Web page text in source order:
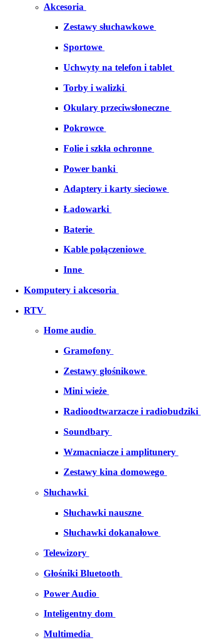
Akcesoria
Zestawy słuchawkowe
Sportowe
Uchwyty na telefon i tablet
Torby i walizki
Okulary przeciwsłoneczne
Pokrowce
Folie i szkła ochronne
Power banki
Adaptery i karty sieciowe
Ładowarki
Baterie
Kable połączeniowe
Inne
Komputery i akcesoria
RTV
Home audio
Gramofony
Zestawy głośnikowe
Mini wieże
Radioodtwarzacze i radiobudziki
Soundbary
Wzmacniacze i amplitunery
Zestawy kina domowego
Słuchawki
Słuchawki nauszne
Słuchawki dokanałowe
Telewizory
Głośniki Bluetooth
Power Audio
Inteligentny dom
Multimedia